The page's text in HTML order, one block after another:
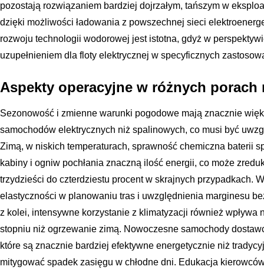
pozostają rozwiązaniem bardziej dojrzałym, tańszym w
dzięki możliwości ładowania z powszechnej sieci
rozwoju technologii wodorowej jest istotna, gdyż w
uzupełnieniem dla floty elektrycznej w specyficznych
Aspekty operacyjne w różnych porach
Sezonowość i zmienne warunki pogodowe mają znacznie
samochodów elektrycznych niż spalinowych, co musi być
Zimą, w niskich temperaturach, sprawność chemiczna baterii
kabiny i ogniw pochłania znaczną ilość energii, co może
trzydzieści do czterdziestu procent w skrajnych przypadkach.
elastyczności w planowaniu tras i uwzględnienia marginesu
z kolei, intensywne korzystanie z klimatyzacji również wpływa
stopniu niż ogrzewanie zimą. Nowoczesne samochody
które są znacznie bardziej efektywne energetycznie niż
mitygować spadek zasięgu w chłodne dni. Edukacja